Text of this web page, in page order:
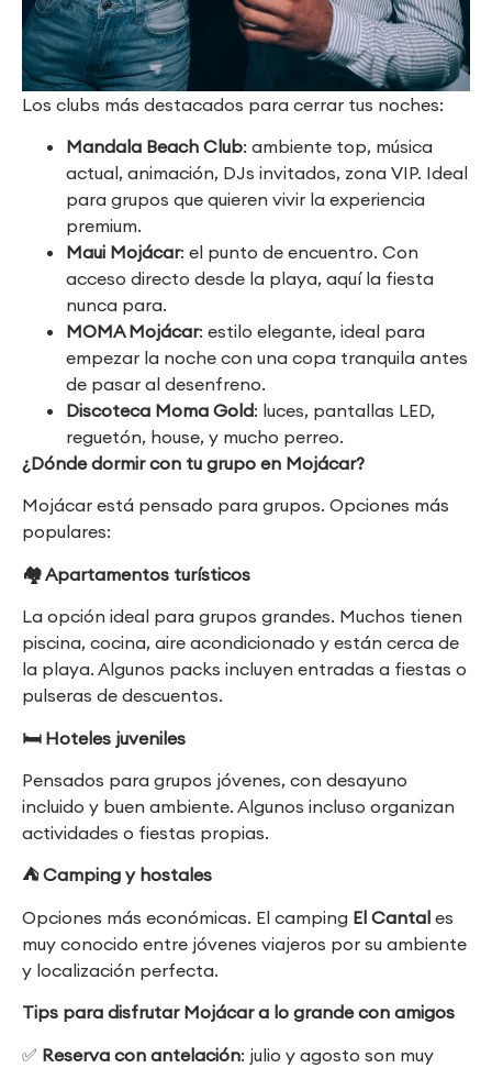
Los clubs más destacados para cerrar tus noches:
Mandala Beach Club: ambiente top, música
actual, animación, DJs invitados, zona VIP. Ideal
para grupos que quieren vivir la experiencia
premium.
Maui Mojácar: el punto de encuentro. Con
acceso directo desde la playa, aquí la fiesta
nunca para.
MOMA Mojácar: estilo elegante, ideal para
empezar la noche con una copa tranquila antes
de pasar al desenfreno.
Discoteca Moma Gold: luces, pantallas LED,
reguetón, house, y mucho perreo.
¿Dónde dormir con tu grupo en Mojácar?
Mojácar está pensado para grupos. Opciones más
populares:
🏘️ Apartamentos turísticos
La opción ideal para grupos grandes. Muchos tienen
piscina, cocina, aire acondicionado y están cerca de
la playa. Algunos packs incluyen entradas a fiestas o
pulseras de descuentos.
🛏️ Hoteles juveniles
Pensados para grupos jóvenes, con desayuno
incluido y buen ambiente. Algunos incluso organizan
actividades o fiestas propias.
⛺Camping y hostales
Opciones más económicas. El camping El Cantal es
muy conocido entre jóvenes viajeros por su ambiente
y localización perfecta.
Tips para disfrutar Mojácar a lo grande con amigos
✅ Reserva con antelación: julio y agosto son muy